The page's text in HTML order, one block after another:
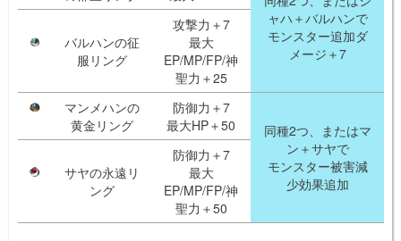
ャハ＋バルハンで
モンスター追加ダ
メージ＋7
バルハンの征
服リング
攻撃力＋7
最大
EP/MP/FP/神
聖力＋25
マンメハンの
黄金リング
防御力＋7
最大HP＋50
同種2つ、またはマ
ン＋サヤで
モンスター被害減
少効果追加
サヤの永遠リ
ング
防御力＋7
最大
EP/MP/FP/神
聖力＋50